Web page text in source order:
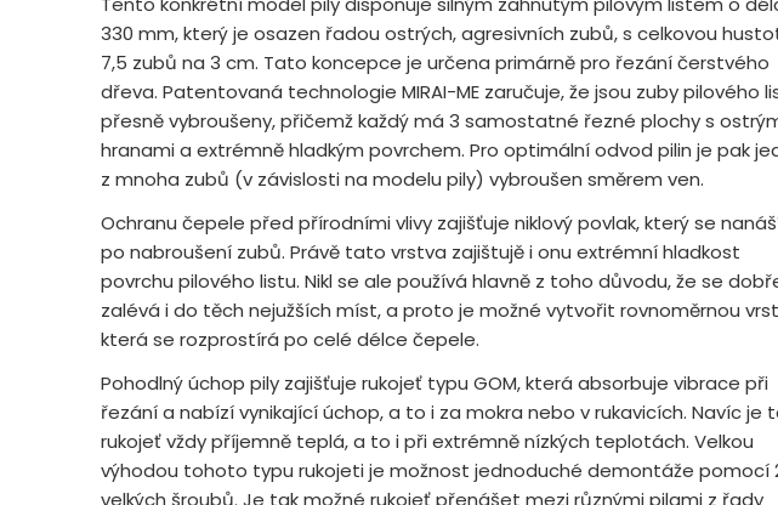
330 mm, který je osazen řadou ostrých, agresivních zubů, s celkovou
7,5 zubů na 3 cm. Tato koncepce je určena primárně pro řezání čerstvého
dřeva. Patentovaná technologie MIRAI-ME zaručuje, že jsou zuby pilového
přesně vybroušeny, přičemž každý má 3 samostatné řezné plochy s
hranami a extrémně hladkým povrchem. Pro optimální odvod pilin je pak
z mnoha zubů (v závislosti na modelu pily) vybroušen směrem ven.
Ochranu čepele před přírodními vlivy zajišťuje niklový povlak, který se
po nabroušení zubů. Právě tato vrstva zajištujě i onu extrémní hladkost
povrchu pilového listu. Nikl se ale používá hlavně z toho důvodu, že se
zalévá i do těch nejužších míst, a proto je možné vytvořit rovnoměrnou
která se rozprostírá po celé délce čepele.
Pohodlný úchop pily zajišťuje rukojeť typu GOM, která absorbuje vibrace při
řezání a nabízí vynikající úchop, a to i za mokra nebo v rukavicích. Navíc je
rukojeť vždy příjemně teplá, a to i při extrémně nízkých teplotách. Velkou
výhodou tohoto typu rukojeti je možnost jednoduché demontáže pomocí
velkých šroubů. Je tak možné rukojeť přenášet mezi různými pilami z řady